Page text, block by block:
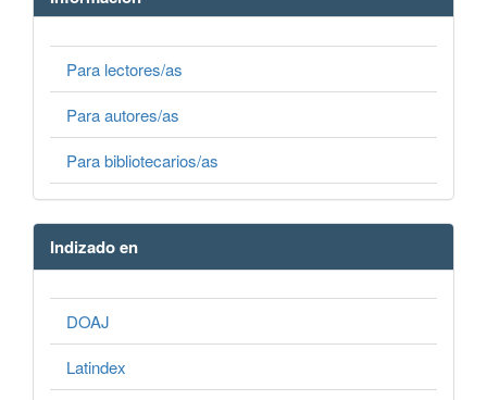
Para lectores/as
Para autores/as
Para bibliotecarios/as
Indizado en
DOAJ
Latindex